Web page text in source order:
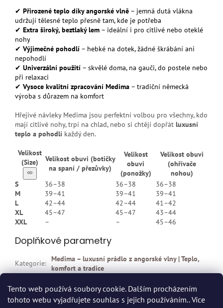
Tento web používá soubory cookie. Dalším procházením
tohoto webu vyjadřujete souhlas s jejich používáním.. Více
✔ Přirozené teplo díky angorské vlně – jemná dutá vlákna
udržují tělesné teplo přesně tam, kde je potřeba
✔ Extra široký, beztlaký lem – ideální i pro citlivé nebo oteklé
nohy
✔ Výjimečné pohodlí – hebké na dotek, žádné škrábání ani
nepohodlí
✔ Univerzální použití – skvělé doma, na gauči, do postele nebo
při relaxaci
✔ Vysoce kvalitní zpracování Medima – tradiční německá
výroba s důrazem na komfort
Hřejivé návleky Medima jsou perfektní volbou pro všechny, kdo
mají citlivé nohy, trpí na chlad, nebo si chtějí dopřát luxusní
teplo a pohodlí každý den.
Velikost
(Size)
Velikost obuvi (botičky
na spaní / přezůvky)
Velikost
obuvi
(ponožky)
Velikost obuvi
(ohřívače
nohou)
S
36–38 36–38
36–38
M
39–41 39–41
39–41
L
42–44 42–44
41–42
XL
45–47 45–47
43–44
XXL
– – 45–46
Doplňkové parametry
Kategorie: Medima – luxusní prádlo z angorské vlny | Teplo,
komfort a tradice